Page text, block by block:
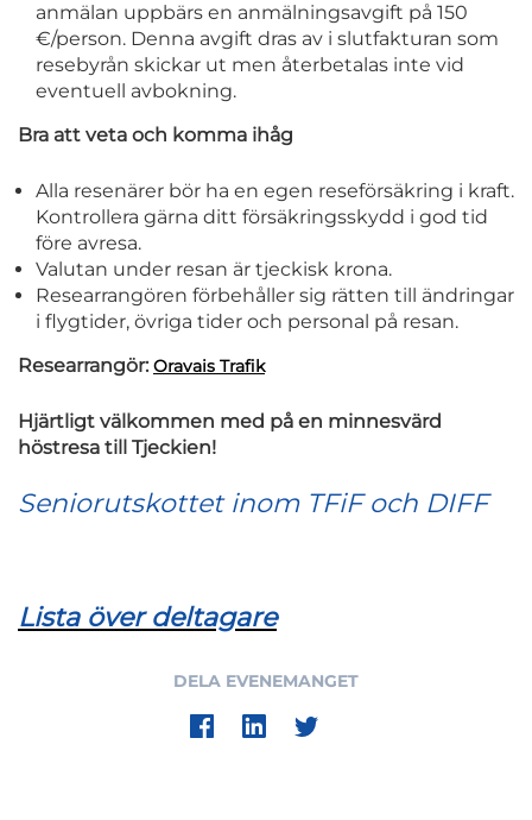
anmälan uppbärs en anmälningsavgift på 150
€/person. Denna avgift dras av i slutfakturan som
resebyrån skickar ut men återbetalas inte vid
eventuell avbokning.
Bra att veta och komma ihåg
Alla resenärer bör ha en egen reseförsäkring i kraft.
Kontrollera gärna ditt försäkringsskydd i god tid
före avresa.
Valutan under resan är tjeckisk krona.
Researrangören förbehåller sig rätten till ändringar
i flygtider, övriga tider och personal på resan.
Researrangör: Oravais Trafik
Hjärtligt välkommen med på en minnesvärd
höstresa till Tjeckien!
Seniorutskottet inom TFiF och DIFF
Lista över deltagare
DELA EVENEMANGET